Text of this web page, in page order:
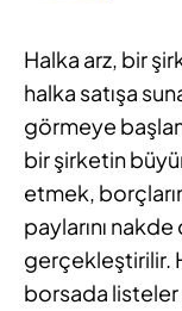
Halka arz, bir
halka satışa
görmeye
bir şirketin
etmek,
paylarını
gerçekleştirilir.
borsada listeler